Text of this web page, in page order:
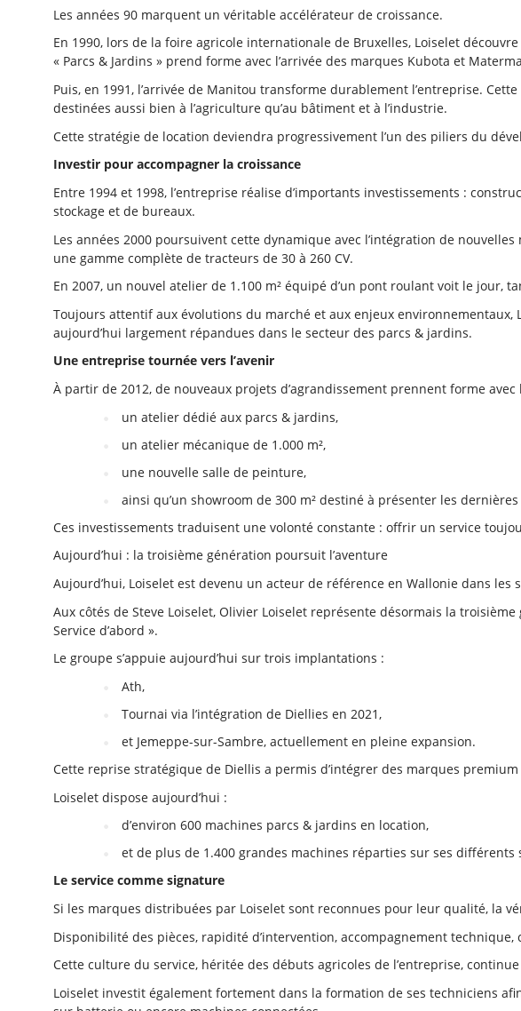
Les années 90 marquent un véritable accélérateur de croissance.
En 1990, lors de la foire agricole internationale de Bruxelles, Loiselet
« Parcs & Jardins » prend forme avec l’arrivée des marques Kubota et
Puis, en 1991, l’arrivée de Manitou transforme durablement l’entreprise.
destinées aussi bien à l’agriculture qu’au bâtiment et à l’industrie.
Cette stratégie de location deviendra progressivement l’un des piliers du
Investir pour accompagner la croissance
Entre 1994 et 1998, l’entreprise réalise d’importants investissements :
stockage et de bureaux.
Les années 2000 poursuivent cette dynamique avec l’intégration de
une gamme complète de tracteurs de 30 à 260 CV.
En 2007, un nouvel atelier de 1.100 m² équipé d’un pont roulant voit le jour,
Toujours attentif aux évolutions du marché et aux enjeux
aujourd’hui largement répandues dans le secteur des parcs & jardins.
Une entreprise tournée vers l’avenir
À partir de 2012, de nouveaux projets d’agrandissement prennent forme
un atelier dédié aux parcs & jardins,
un atelier mécanique de 1.000 m²,
une nouvelle salle de peinture,
ainsi qu’un showroom de 300 m² destiné à présenter les
Ces investissements traduisent une volonté constante : offrir un service
Aujourd’hui : la troisième génération poursuit l’aventure
Aujourd’hui, Loiselet est devenu un acteur de référence en Wallonie dans
Aux côtés de Steve Loiselet, Olivier Loiselet représente désormais la
Service d’abord ».
Le groupe s’appuie aujourd’hui sur trois implantations :
Ath,
Tournai via l’intégration de Diellies en 2021,
et Jemeppe-sur-Sambre, actuellement en pleine expansion.
Cette reprise stratégique de Diellis a permis d’intégrer des marques
Loiselet dispose aujourd’hui :
d’environ 600 machines parcs & jardins en location,
et de plus de 1.400 grandes machines réparties sur ses différents
Le service comme signature
Si les marques distribuées par Loiselet sont reconnues pour leur qualité, la
Disponibilité des pièces, rapidité d’intervention, accompagnement
Cette culture du service, héritée des débuts agricoles de l’entreprise,
Loiselet investit également fortement dans la formation de ses techniciens